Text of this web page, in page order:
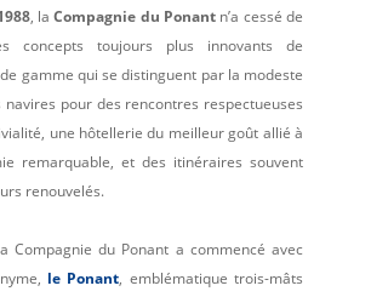
, laCompagnie du Ponant n’a cessé de
concepts toujours plus innovants de
gamme qui se distinguent par la modeste
navires pour des rencontres respectueuses
une hôtellerie du meilleur goût allié à
remarquable, et des itinéraires souvent
renouvelés.
Compagnie du Ponant a commencé avec
le Ponant, emblématique trois-mâts